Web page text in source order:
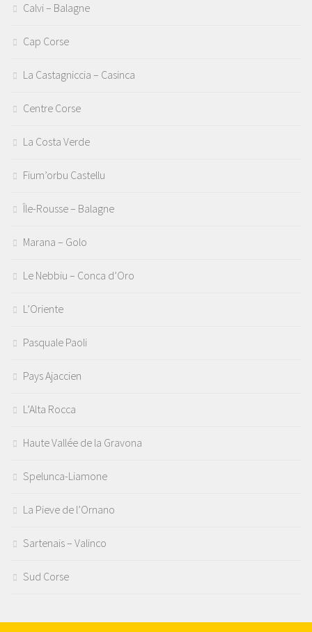
Calvi – Balagne
Cap Corse
La Castagniccia – Casinca
Centre Corse
La Costa Verde
Fium’orbu Castellu
Île-Rousse – Balagne
Marana – Golo
Le Nebbiu – Conca d’Oro
L’Oriente
Pasquale Paoli
Pays Ajaccien
L’Alta Rocca
Haute Vallée de la Gravona
Spelunca-Liamone
La Pieve de l’Ornano
Sartenais – Valinco
Sud Corse